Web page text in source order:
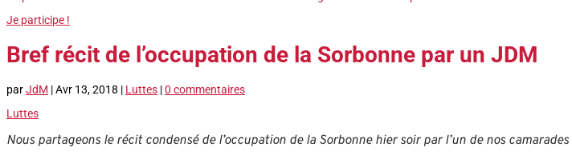
Je participe !
Bref récit de l’occupation de la Sorbonne par un JDM
parJdM |Avr 13, 2018 | Luttes |0 commentaires
Luttes
Nous partageons le récit condensé de l’occupation de la Sorbonne hier soir par l’un de nos